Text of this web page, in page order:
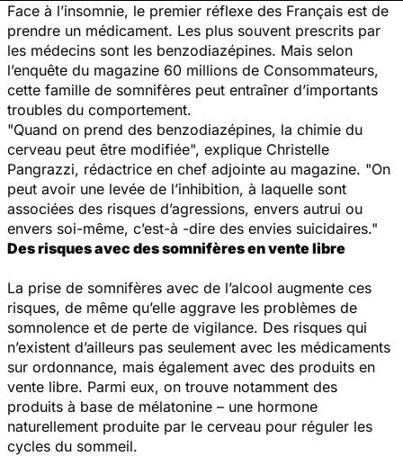
Face à l’insomnie, le premier réflexe des Français est de
prendre un médicament. Les plus souvent prescrits par
les médecins sont les benzodiazépines. Mais selon
l’enquête du magazine 60 millions de Consommateurs,
cette famille de somnifères peut entraîner d’importants
troubles du comportement.
"Quand on prend des benzodiazépines, la chimie du
cerveau peut être modifiée", explique Christelle
Pangrazzi, rédactrice en chef adjointe au magazine. "On
peut avoir une levée de l’inhibition, à laquelle sont
associées des risques d’agressions, envers autrui ou
envers soi-même, c’est-à -dire des envies suicidaires."
Des risques avec des somnifères en vente libre
La prise de somnifères avec de l’alcool augmente ces
risques, de même qu’elle aggrave les problèmes de
somnolence et de perte de vigilance. Des risques qui
n’existent d’ailleurs pas seulement avec les médicaments
sur ordonnance, mais également avec des produits en
vente libre. Parmi eux, on trouve notamment des
produits à base de mélatonine – une hormone
naturellement produite par le cerveau pour réguler les
cycles du sommeil.